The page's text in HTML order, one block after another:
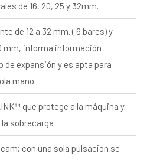
de 16, 20, 25 y 32mm.
de 12 a 32 mm. ( 6 bares) y
mm, informa información
de expansión y es apta para
mano.
que protege a la máquina y
sobrecarga
con una sola pulsación se